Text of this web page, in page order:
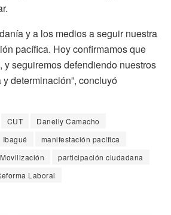
y a los medios a seguir nuestra
pacífica. Hoy confirmamos que
y seguiremos defendiendo nuestros
determinación”, concluyó
CUT
Danelly Camacho
Ibagué
manifestación pacífica
Movilización
participación ciudadana
Laboral